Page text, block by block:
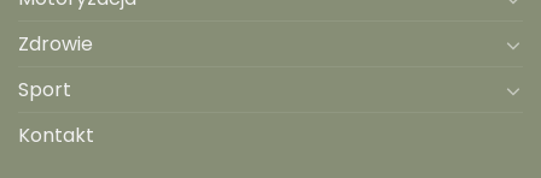
Zdrowie
Sport
Kontakt